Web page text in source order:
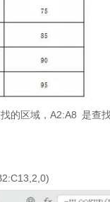
区域，A2:A8 是查找